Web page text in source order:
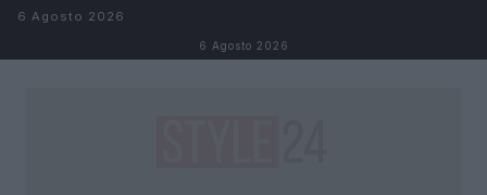
Salta al contenuto
6 Agosto 2026
6 Agosto 2026